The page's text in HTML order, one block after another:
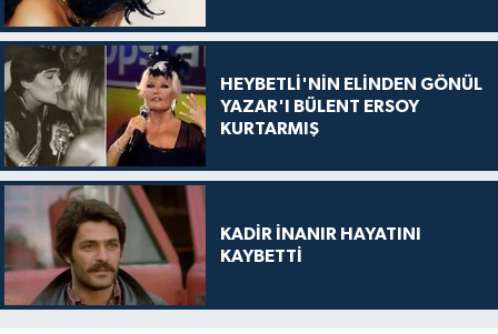
HEYBETLİ'NİN ELİNDEN GÖNÜL
YAZAR'I BÜLENT ERSOY
KURTARMIŞ
KADİR İNANIR HAYATINI
KAYBETTİ